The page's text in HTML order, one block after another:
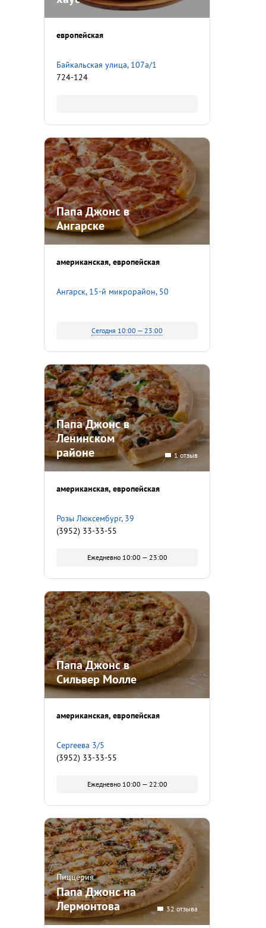
европейская
​Байкальская улица, 107а/1
724-124
Папа Джонс в
Ангарске
американская европейская
Ангарск, 15-й микрорайон, 50
Сегодня 10:00 — 23:00
Папа Джонс в
Ленинском
районе
1 отзыв
американская европейская
Розы Люксембург, 39
(3952) 33-33-55
Ежедневно 10:00 — 23:00
Папа Джонс в
Сильвер Молле
американская европейская
Сергеева 3/5
(3952) 33-33-55
Ежедневно 10:00 — 22:00
Пиццерия
Папа Джонс на
Лермонтова
32 отзыва